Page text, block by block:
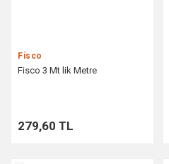
Fisco
Fisco 3 Mt lik Metre
279,60 TL